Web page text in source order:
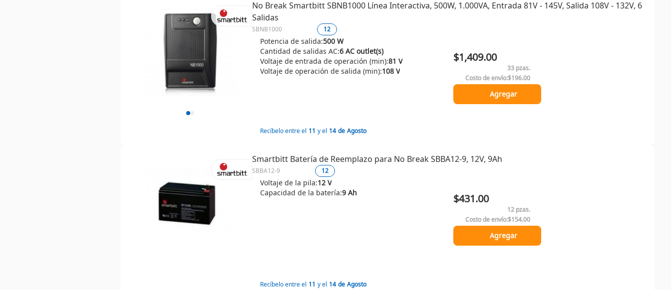
No Break Smartbitt SBNB1000 Línea Interactiva, 500W, 1.000VA, Entrada 81V - 145V, Salida 108V - 132V, 6
Salidas
SBNB1000 12
Potencia de salida:500 W
Cantidad de salidas AC:6 AC outlet(s)
Voltaje de entrada de operación (min):81 V
Voltaje de operación de salida (min):108 V
Recíbelo entre el 11 y el 14 de Agosto
$1,409.00
Costo de envío:$196.00
33 pzas.
Agregar
Smartbitt Batería de Reemplazo para No Break SBBA12-9, 12V, 9Ah
SBBA12-9 12
Voltaje de la pila:12 V
Capacidad de la batería:9 Ah
Recíbelo entre el 11 y el 14 de Agosto
$431.00
Costo de envío:$154.00
12 pzas.
Agregar